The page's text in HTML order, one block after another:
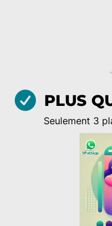
PLUS
Seulement 3